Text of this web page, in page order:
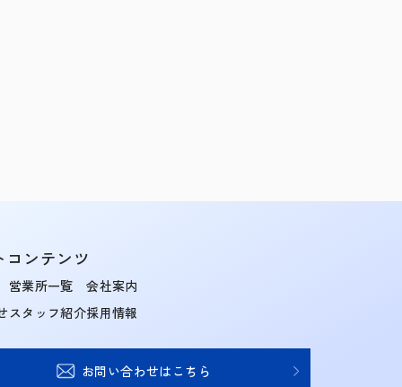
コンテンツ
営業所一覧
スタッフ紹介
会社案内
採用情報
お問い合わせはこちら